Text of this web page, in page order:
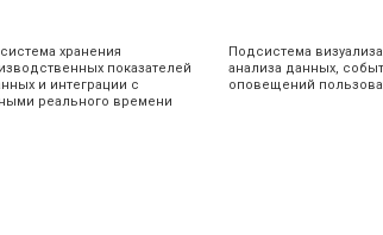
хранения
показателей
и интеграции с
реального времени
Подсистема
анализа данных,
оповещений